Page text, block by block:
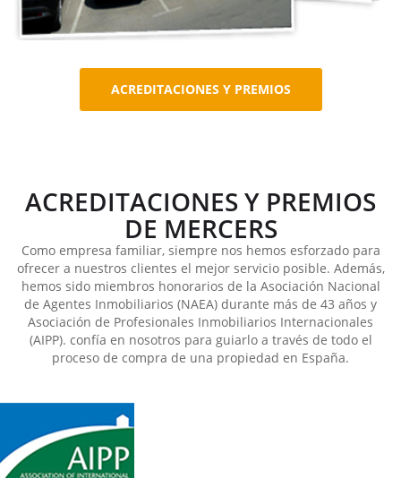
ACREDITACIONES Y PREMIOS
ACREDITACIONES Y PREMIOS
DE MERCERS
Como empresa familiar, siempre nos hemos esforzado para
ofrecer a nuestros clientes el mejor servicio posible. Además,
hemos sido miembros honorarios de la Asociación Nacional
de Agentes Inmobiliarios (NAEA) durante más de 43 años y
Asociación de Profesionales Inmobiliarios Internacionales
(AIPP). confía en nosotros para guiarlo a través de todo el
proceso de compra de una propiedad en España.